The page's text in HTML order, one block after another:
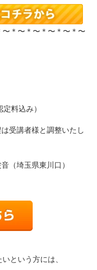
＊〜＊〜＊〜＊〜＊〜
料込み）
受講者様と調整いたし
埼玉県東川口）
という方には、